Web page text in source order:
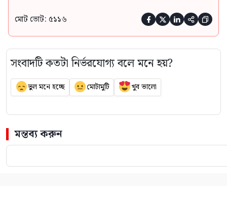
মোট ভোট: ৫১১৬     
সংবাদটি কতটা নির্ভরযোগ্য বলে মনে হয়?
ভুল মনে হচ্ছে মোটামুটি খুব ভালো
মন্তব্য করুন